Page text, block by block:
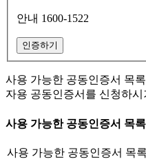
안내 1600-1522
인증하기
사용 가능한 공동인증서 목
자용 공동인증서를 신청하시
사용 가능한 공동인증서 목록
사용 가능한 공동인증서 목